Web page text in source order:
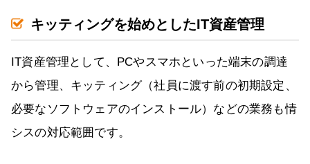
キッティングを始めとしたIT資産管理
IT資産管理として、PCやスマホといった端末の調達
から管理、キッティング（社員に渡す前の初期設定、
必要なソフトウェアのインストール）などの業務も情
シスの対応範囲です。